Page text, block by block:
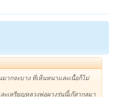
ากจะบาง ที่เห็นหนาและเนื้อก็ไม่
ะเหรียญหลวงพ่อผางรุ่นนี้เก๊สากลมา